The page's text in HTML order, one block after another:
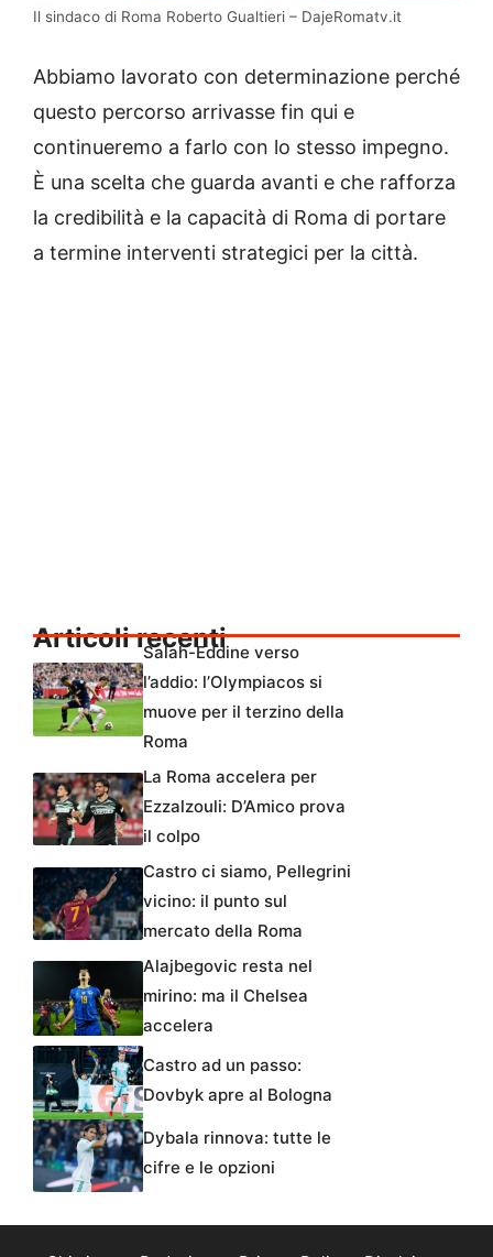
Il sindaco di Roma Roberto Gualtieri – DajeRomatv.it
Abbiamo lavorato con determinazione perché
questo percorso arrivasse fin qui e
continueremo a farlo con lo stesso impegno.
È una scelta che guarda avanti e che rafforza
la credibilità e la capacità di Roma di portare
a termine interventi strategici per la città.
Articoli recenti
Salah-Eddine verso
l’addio: l’Olympiacos si
muove per il terzino della
Roma
La Roma accelera per
Ezzalzouli: D’Amico prova
il colpo
Castro ci siamo, Pellegrini
vicino: il punto sul
mercato della Roma
Alajbegovic resta nel
mirino: ma il Chelsea
accelera
Castro ad un passo:
Dovbyk apre al Bologna
Dybala rinnova: tutte le
cifre e le opzioni